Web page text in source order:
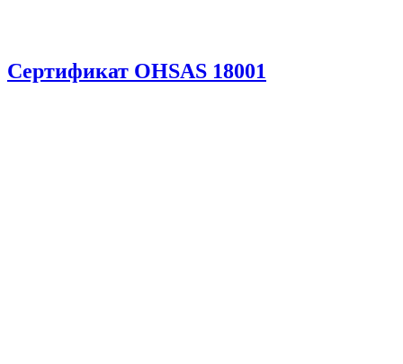
Сертификат OHSAS 18001